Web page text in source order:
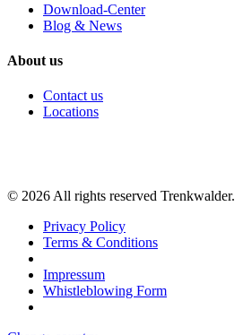
Download-Center
Blog & News
About us
Contact us
Locations
© 2026 All rights reserved Trenkwalder.
Privacy Policy
Terms & Conditions
Impressum
Whistleblowing Form